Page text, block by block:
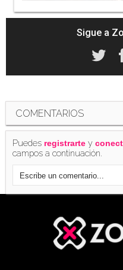
Sigue a
COMENTARIOS
Puedes registrarte y
campos a continuación.